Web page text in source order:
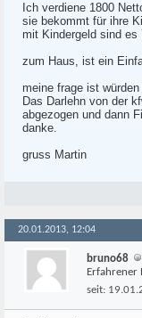
Ich verdiene 1800
sie bekommt für ihre
mit Kindergeld sind es
zum Haus, ist ein
meine frage ist
Das Darlehn von der
abgezogen und dann
danke.
gruss Martin
20.01.2013, 12:04
bruno68
Erfahrener
seit: